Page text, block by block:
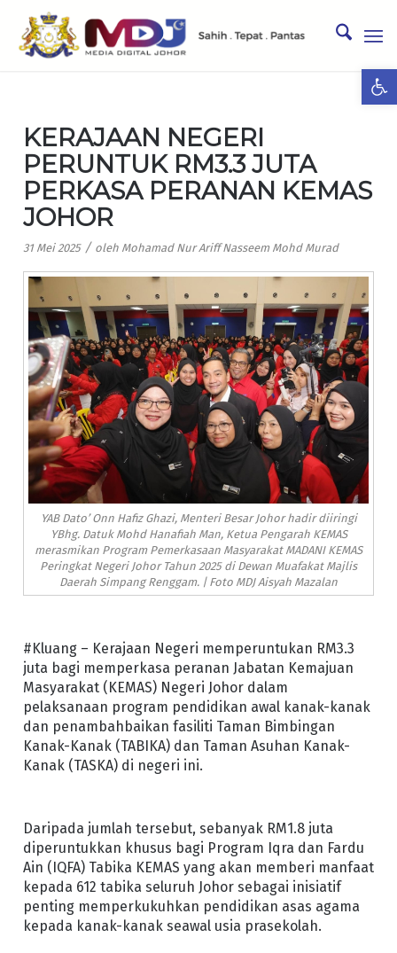
KERAJAAN NEGERI
PERUNTUK RM3.3 JUTA
PERKASA PERANAN KEMAS
JOHOR
31 Mei 2025 / oleh Mohamad Nur Ariff Nasseem Mohd Murad
YAB Dato’ Onn Hafiz Ghazi, Menteri Besar Johor hadir diiringi
YBhg. Datuk Mohd Hanafiah Man, Ketua Pengarah KEMAS
merasmikan Program Pemerkasaan Masyarakat MADANI KEMAS
Peringkat Negeri Johor Tahun 2025 di Dewan Muafakat Majlis
Daerah Simpang Renggam. | Foto MDJ Aisyah Mazalan
#Kluang – Kerajaan Negeri memperuntukan RM3.3
juta bagi memperkasa peranan Jabatan Kemajuan
Masyarakat (KEMAS) Negeri Johor dalam
pelaksanaan program pendidikan awal kanak-kanak
dan penambahbaikan fasiliti Taman Bimbingan
Kanak-Kanak (TABIKA) dan Taman Asuhan Kanak-
Kanak (TASKA) di negeri ini.
Daripada jumlah tersebut, sebanyak RM1.8 juta
diperuntukkan khusus bagi Program Iqra dan Fardu
Ain (IQFA) Tabika KEMAS yang akan memberi manfaat
kepada 612 tabika seluruh Johor sebagai inisiatif
penting memperkukuhkan pendidikan asas agama
kepada kanak-kanak seawal usia prasekolah.